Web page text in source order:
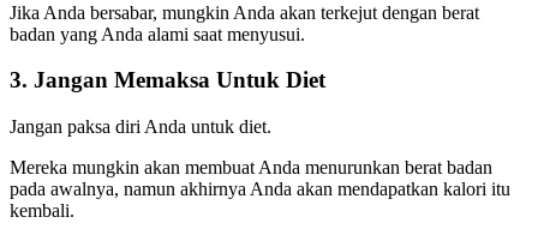
Jika Anda bersabar, mungkin Anda akan terkejut dengan berat
badan yang Anda alami saat menyusui.
3. Jangan Memaksa Untuk Diet
Jangan paksa diri Anda untuk diet.
Mereka mungkin akan membuat Anda menurunkan berat badan
pada awalnya, namun akhirnya Anda akan mendapatkan kalori itu
kembali.